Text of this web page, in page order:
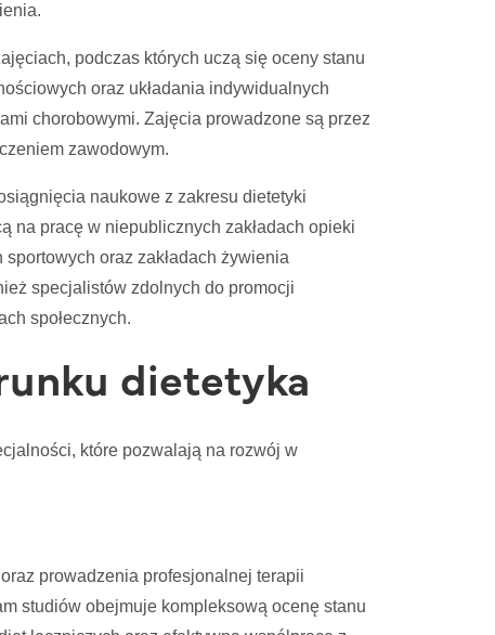
podczas których uczą się oceny stanu
oraz układania indywidualnych
chorobowymi. Zajęcia prowadzone są przez
zawodowym.
naukowe z zakresu dietetyki
na pracę w niepublicznych zakładach opieki
oraz zakładach żywienia
specjalistów zdolnych do promocji
społecznych.
dietetyka
które pozwalają na rozwój w
prowadzenia profesjonalnej terapii
studiów obejmuje kompleksową ocenę stanu